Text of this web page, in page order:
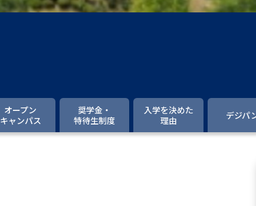
大学入学共通テスト「受験上の配慮案内」の請求
高等学校卒
大学研究
デジタル
オープン
キャンパス
奨学金・
特待生制度
入学を決めた
理由
デジパ